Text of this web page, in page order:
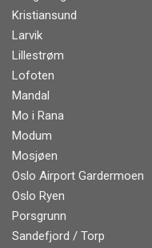
Kristiansund
Larvik
Lillestrøm
Lofoten
Mandal
Mo i Rana
Modum
Mosjøen
Oslo Airport Gardermoen
Oslo Ryen
Porsgrunn
Sandefjord / Torp